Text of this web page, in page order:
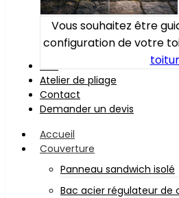
Vous souhaitez être
configuration de votre
Atelier de pliage
Contact
Demander un devis
Accueil
Couverture
Panneau sandwich isolé
Bac acier régulateur de